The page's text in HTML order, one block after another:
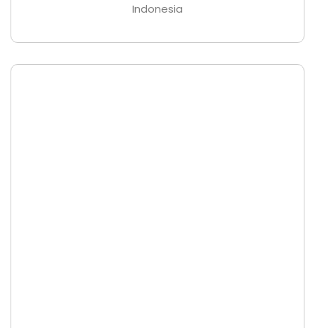
Indonesia